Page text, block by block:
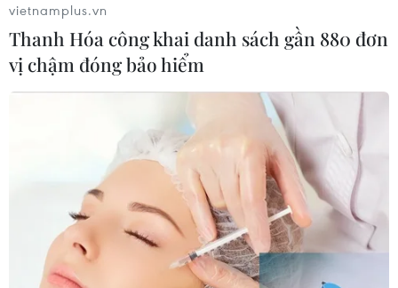
TIN CÙNG CHUYÊN MỤC
Phó Chủ tịch nước: Đánh giá thi đua
theo kết quả, sản phẩm và hiệu quả
thực tế
vietnamplus.vn
Thanh Hóa công khai danh sách gần 880 đơn
vị chậm đóng bảo hiểm